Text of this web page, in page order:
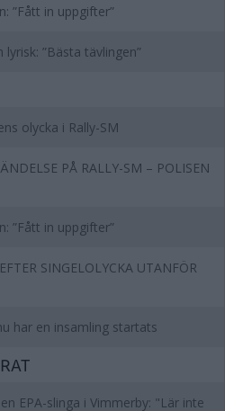
”Fått in uppgifter”
”Bästa tävlingen”
olycka i Rally-SM
PÅ RALLY-SM – POLISEN
”Fått in uppgifter”
SINGELOLYCKA UTANFÖR
har en insamling startats
EPA-slinga i Vimmerby: "Lär inte